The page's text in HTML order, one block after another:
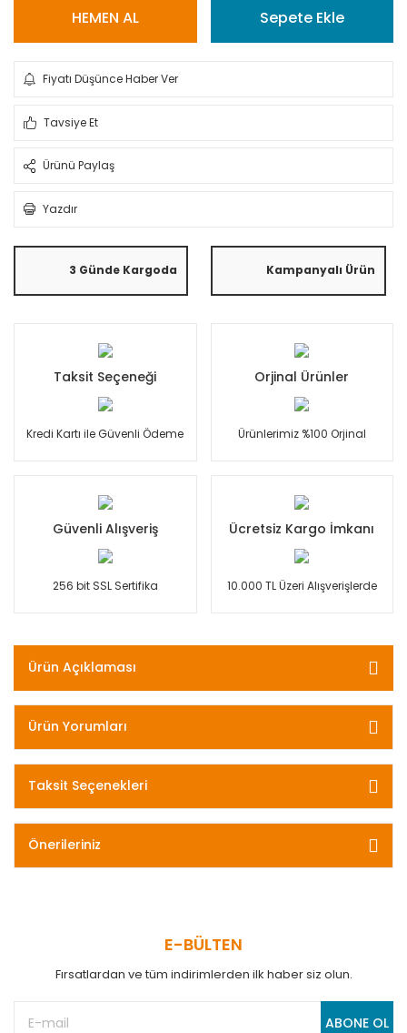
HEMEN AL Sepete Ekle
Fiyatı Düşünce Haber Ver
Tavsiye Et
Ürünü Paylaş
Yazdır
3 Günde Kargoda Kampanyalı Ürün
Taksit Seçeneği
Kredi Kartı ile Güvenli Ödeme
Orjinal Ürünler
Ürünlerimiz %100 Orjinal
Güvenli Alışveriş
256 bit SSL Sertifika
Ücretsiz Kargo İmkanı
10.000 TL Üzeri Alışverişlerde
Ürün Açıklaması
Ürün Yorumları
Taksit Seçenekleri
Önerileriniz
E-BÜLTEN
Fırsatlardan ve tüm indirimlerden ilk haber siz olun.
ABONE OL